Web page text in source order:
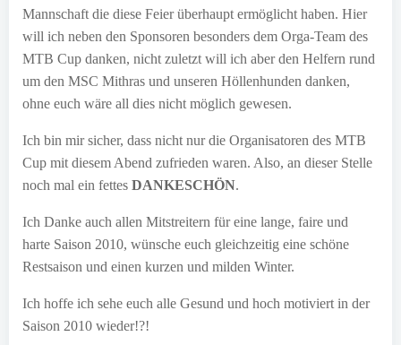
Mannschaft die diese Feier überhaupt ermöglicht haben. Hier
will ich neben den Sponsoren besonders dem Orga-Team des
MTB Cup danken, nicht zuletzt will ich aber den Helfern rund
um den MSC Mithras und unseren Höllenhunden danken,
ohne euch wäre all dies nicht möglich gewesen.
Ich bin mir sicher, dass nicht nur die Organisatoren des MTB
Cup mit diesem Abend zufrieden waren. Also, an dieser Stelle
noch mal ein fettes DANKESCHÖN.
Ich Danke auch allen Mitstreitern für eine lange, faire und
harte Saison 2010, wünsche euch gleichzeitig eine schöne
Restsaison und einen kurzen und milden Winter.
Ich hoffe ich sehe euch alle Gesund und hoch motiviert in der
Saison 2010 wieder!?!